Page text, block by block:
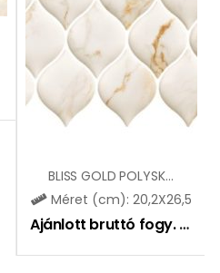
9400
BLISS GOLD POLYSK ARABESKA MOZAIK
Méret (cm): 20,2X26,5
Ajánlott bruttó fogy. ár: